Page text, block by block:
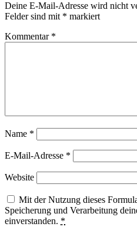
Deine E-Mail-Adresse wird nicht
Felder sind mit * markiert
Kommentar *
Name *
E-Mail-Adresse *
Website
Mit der Nutzung dieses
Speicherung und Verarbeitung
einverstanden. *